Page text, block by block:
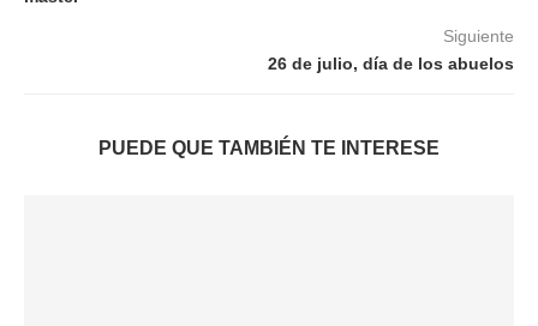
Siguiente
26 de julio, día de los abuelos
PUEDE QUE TAMBIÉN TE INTERESE